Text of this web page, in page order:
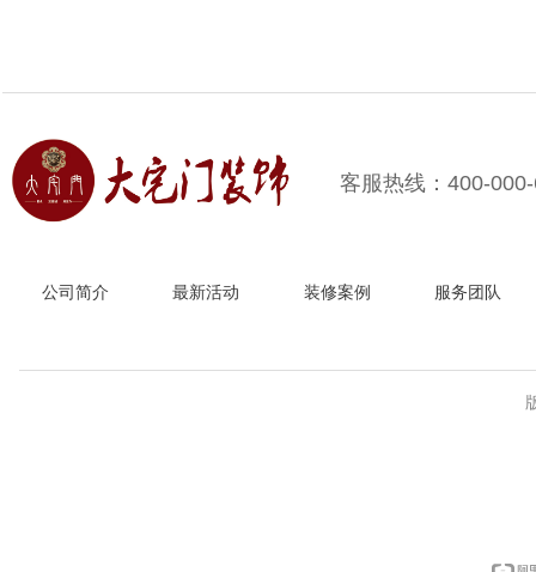
客服热线：400-
公司简介 最新活动 装修案例 服务团队